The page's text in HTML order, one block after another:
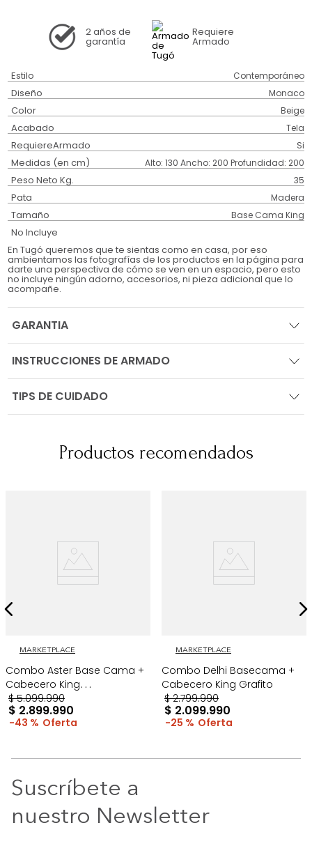
2 años de
garantía
Requiere
Armado
Estilo Contemporáneo
Diseño Monaco
Color Beige
Acabado Tela
RequiereArmado Si
Medidas (en cm) Alto: 130 Ancho: 200 Profundidad: 200
Peso Neto Kg. 35
Pata Madera
Tamaño Base Cama King
No Incluye
En Tugó queremos que te sientas como en casa, por eso
ambientamos las fotografías de los productos en la página para
darte una perspectiva de cómo se ven en un espacio, pero esto
no incluye ningún adorno, accesorios, ni pieza adicional que lo
acompañe.
GARANTIA
INSTRUCCIONES DE ARMADO
TIPS DE CUIDADO
Productos recomendados
MARKETPLACE
Combo Aster Base Cama +
Cabecero King
Taupe/Madera
$ 5.099.990
$ 2.899.990
43 %
MARKETPLACE
Combo Delhi Basecama +
Cabecero King Grafito
$ 2.799.990
$ 2.099.990
25 %
Suscríbete a
nuestro Newsletter